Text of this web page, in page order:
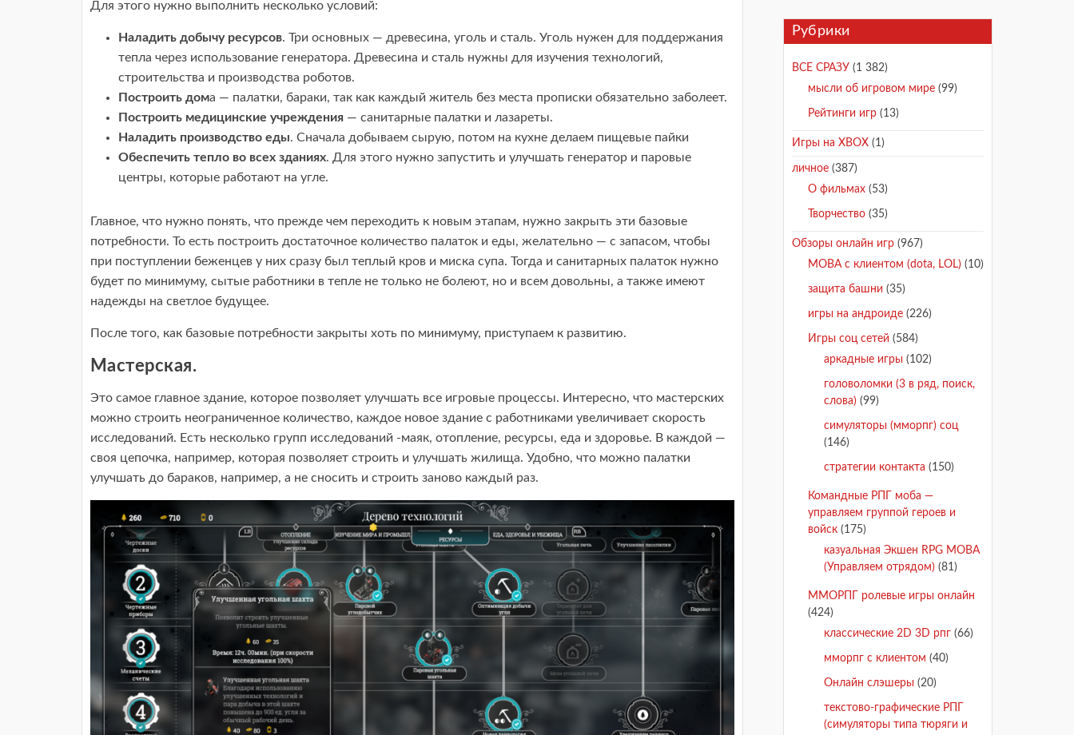
Для этого нужно выполнить несколько условий:
Наладить добычу ресурсов. Три основных — древесина, уголь и сталь. Уголь нужен для поддержания
тепла через использование генератора. Древесина и сталь нужны для изучения технологий,
строительства и производства роботов.
Построить дома — палатки, бараки, так как каждый житель без места прописки обязательно заболеет.
Построить медицинские учреждения — санитарные палатки и лазареты.
Наладить производство еды. Сначала добываем сырую, потом на кухне делаем пищевые пайки
Обеспечить тепло во всех зданиях. Для этого нужно запустить и улучшать генератор и паровые
центры, которые работают на угле.
Главное, что нужно понять, что прежде чем переходить к новым этапам, нужно закрыть эти базовые
потребности. То есть построить достаточное количество палаток и еды, желательно — с запасом, чтобы
при поступлении беженцев у них сразу был теплый кров и миска супа. Тогда и санитарных палаток нужно
будет по минимуму, сытые работники в тепле не только не болеют, но и всем довольны, а также имеют
надежды на светлое будущее.
После того, как базовые потребности закрыты хоть по минимуму, приступаем к развитию.
Мастерская.
Это самое главное здание, которое позволяет улучшать все игровые процессы. Интересно, что мастерских
можно строить неограниченное количество, каждое новое здание с работниками увеличивает скорость
исследований. Есть несколько групп исследований -маяк, отопление, ресурсы, еда и здоровье. В каждой —
своя цепочка, например, которая позволяет строить и улучшать жилища. Удобно, что можно палатки
улучшать до бараков, например, а не сносить и строить заново каждый раз.
Рубрики
ВСЕ СРАЗУ (1 382)
мысли об игровом мире(99)
Рейтинги игр(13)
Игры на XBOX(1)
личное(387)
О фильмах(53)
Творчество(35)
Обзоры онлайн игр(967)
MOBA с клиентом (dota, LOL) (10)
защита башни (35)
игры на андроиде(226)
Игры соц сетей (584)
аркадные игры(102)
головоломки (3 в ряд, поиск,
слова) (99)
симуляторы (мморпг) соц
(146)
стратегии контакта (150)
Командные РПГ моба —
управляем группой героев и
войск(175)
казуальная Экшен RPG MOBA
(Управляем отрядом) (81)
ММОРПГ ролевые игры онлайн
(424)
классические 2D 3D рпг(66)
мморпг с клиентом (40)
Онлайн слэшеры(20)
текстово-графические РПГ
(симуляторы типа тюряги и